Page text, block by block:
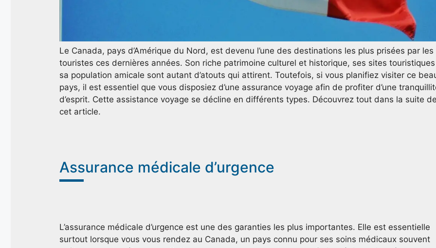
Le Canada, pays d’Amérique du Nord, est devenu l’une des destinations les plus prisées par les
touristes ces dernières années. Son riche patrimoine culturel et historique, ses sites
sa population amicale sont autant d’atouts qui attirent. Toutefois, si vous planifiez visiter ce
pays, il est essentiel que vous disposiez d’une assurance voyage afin de profiter d’une
d’esprit. Cette assistance voyage se décline en différents types. Découvrez tout dans la suite de
cet article.
Assurance médicale d’urgence
L’assurance médicale d’urgence est une des garanties les plus importantes. Elle est essentielle
surtout lorsque vous vous rendez au Canada, un pays connu pour ses soins médicaux souvent